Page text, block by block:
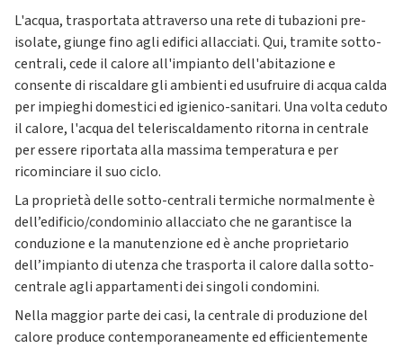
L'acqua, trasportata attraverso una rete di tubazioni pre-
isolate, giunge fino agli edifici allacciati. Qui, tramite sotto-
centrali, cede il calore all'impianto dell'abitazione e
consente di riscaldare gli ambienti ed usufruire di acqua calda
per impieghi domestici ed igienico-sanitari. Una volta ceduto
il calore, l'acqua del teleriscaldamento ritorna in centrale
per essere riportata alla massima temperatura e per
ricominciare il suo ciclo.
La proprietà delle sotto-centrali termiche normalmente è
dell’edificio/condominio allacciato che ne garantisce la
conduzione e la manutenzione ed è anche proprietario
dell’impianto di utenza che trasporta il calore dalla sotto-
centrale agli appartamenti dei singoli condomini.
Nella maggior parte dei casi, la centrale di produzione del
calore produce contemporaneamente ed efficientemente